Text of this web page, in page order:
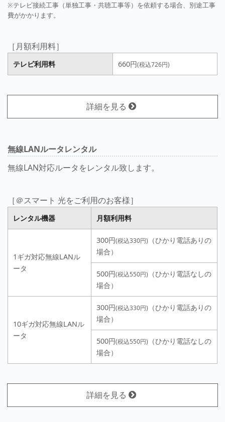
※テレビ接続工事（単独工事・共聴工事等）を依頼する場合、別途工事
費がかかります。
［月額利用料］
テレビ利用料 660円(税込726円)
詳細を見る
無線LANルータレンタル
無線LAN対応ルータをレンタル致します。
［＠スマート 光をご利用のお客様］
レンタル機器 月額利用料
1ギガ対応無線LANル
ータ
300円(税込330円) （ひかり電話ありの
場合）
500円(税込550円) （ひかり電話なしの
場合）
10ギガ対応無線LANル
ータ
300円(税込330円) （ひかり電話ありの
場合）
500円(税込550円) （ひかり電話なしの
場合）
詳細を見る